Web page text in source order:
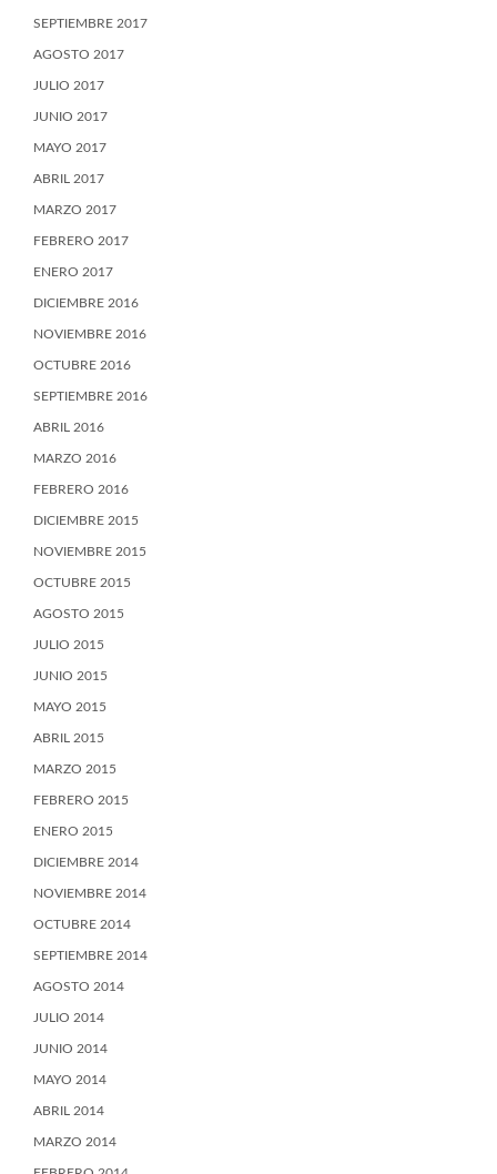
SEPTIEMBRE 2017
AGOSTO 2017
JULIO 2017
JUNIO 2017
MAYO 2017
ABRIL 2017
MARZO 2017
FEBRERO 2017
ENERO 2017
DICIEMBRE 2016
NOVIEMBRE 2016
OCTUBRE 2016
SEPTIEMBRE 2016
ABRIL 2016
MARZO 2016
FEBRERO 2016
DICIEMBRE 2015
NOVIEMBRE 2015
OCTUBRE 2015
AGOSTO 2015
JULIO 2015
JUNIO 2015
MAYO 2015
ABRIL 2015
MARZO 2015
FEBRERO 2015
ENERO 2015
DICIEMBRE 2014
NOVIEMBRE 2014
OCTUBRE 2014
SEPTIEMBRE 2014
AGOSTO 2014
JULIO 2014
JUNIO 2014
MAYO 2014
ABRIL 2014
MARZO 2014